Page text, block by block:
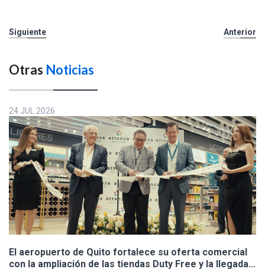
Siguiente Anterior
Otras Noticias
24 JUL 2026
El aeropuerto de Quito fortalece su oferta comercial
con la ampliación de las tiendas Duty Free y la llegada